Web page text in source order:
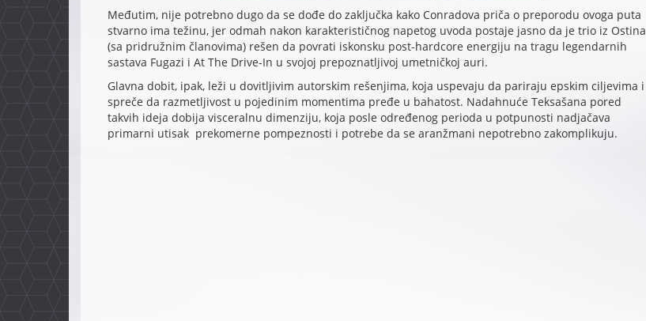
Međutim, nije potrebno dugo da se dođe do zaključka kako Conradova priča o preporodu ovoga puta
stvarno ima težinu, jer odmah nakon karakterističnog napetog uvoda postaje jasno da je trio iz Ostina
(sa pridružnim članovima) rešen da povrati iskonsku post-hardcore energiju na tragu legendarnih
sastava Fugazi i At The Drive-In u svojoj prepoznatljivoj umetničkoj auri.
Glavna dobit, ipak, leži u dovitljivim autorskim rešenjima, koja uspevaju da pariraju epskim ciljevima i
spreče da razmetljivost u pojedinim momentima pređe u bahatost. Nadahnuće Teksašana pored
takvih ideja dobija visceralnu dimenziju, koja posle određenog perioda u potpunosti nadjačava
primarni utisak prekomerne pompeznosti i potrebe da se aranžmani nepotrebno zakomplikuju.